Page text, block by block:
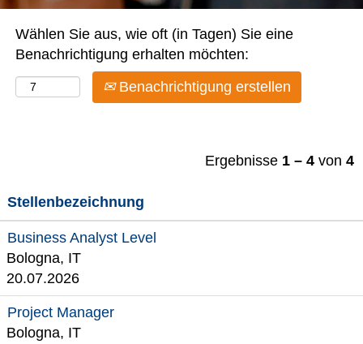
Wählen Sie aus, wie oft (in Tagen) Sie eine
Benachrichtigung erhalten möchten:
Benachrichtigung erstellen
Ergebnisse 1 – 4 von 4
Stellenbezeichnung
Business Analyst Level
Bologna, IT
20.07.2026
Project Manager
Bologna, IT